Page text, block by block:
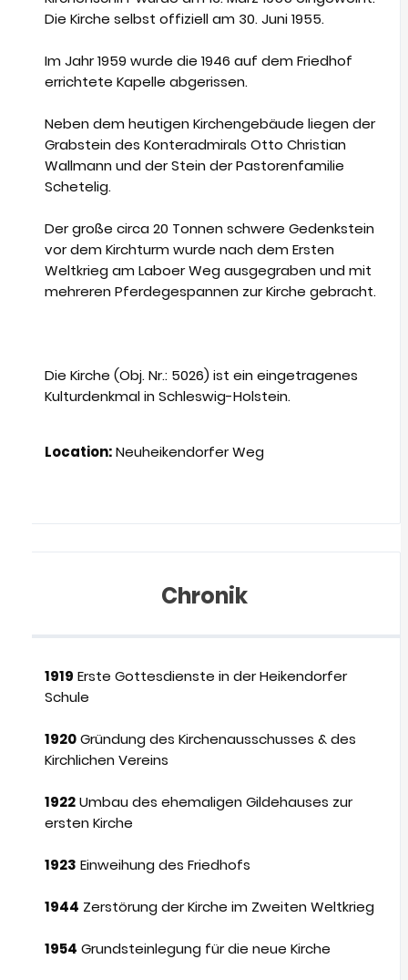
Die Kirche selbst offiziell am 30. Juni 1955.
Im Jahr 1959 wurde die 1946 auf dem Friedhof
errichtete Kapelle abgerissen.
Neben dem heutigen Kirchengebäude liegen der
Grabstein des Konteradmirals Otto Christian
Wallmann und der Stein der Pastorenfamilie
Schetelig.
Der große circa 20 Tonnen schwere Gedenkstein
vor dem Kirchturm wurde nach dem Ersten
Weltkrieg am Laboer Weg ausgegraben und mit
mehreren Pferdegespannen zur Kirche gebracht.
Die Kirche (Obj. Nr.: 5026) ist ein eingetragenes
Kulturdenkmal in Schleswig-Holstein.
Location:Neuheikendorfer Weg
Chronik
1919 Erste Gottesdienste in der Heikendorfer
Schule
1920Gründung des Kirchenausschusses & des
Kirchlichen Vereins
1922Umbau des ehemaligen Gildehauses zur
ersten Kirche
1923 Einweihung des Friedhofs
1944 Zerstörung der Kirche im Zweiten Weltkrieg
1954 Grundsteinlegung für die neue Kirche